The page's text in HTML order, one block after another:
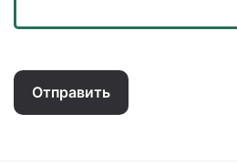
Отправить